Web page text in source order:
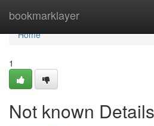
bookmarklayer
Home
Home
1
Not known